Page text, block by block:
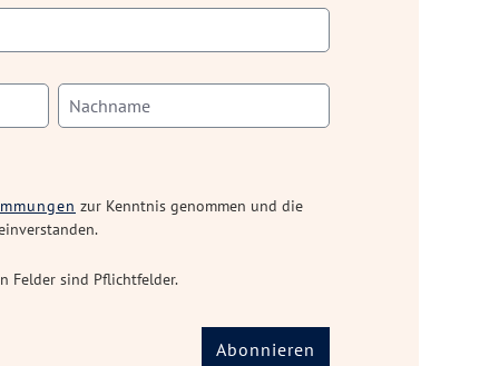
zur Kenntnis genommen und die
Felder sind Pflichtfelder.
Abonnieren